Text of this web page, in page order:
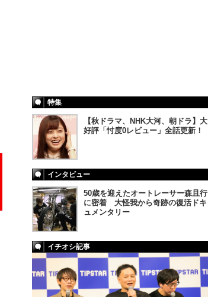
特集
【秋ドラマ、NHK大河、朝ドラ】大
好評「忖度0レビュー」全話更新！
インタビュー
50歳を迎えたオートレーサー森且行
に密着 大怪我から奇跡の復活ドキ
ュメンタリー
イチオシ記事